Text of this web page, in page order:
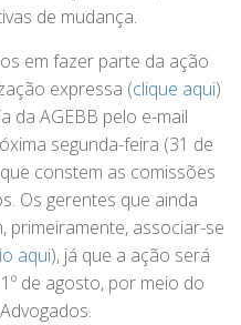
de mudança.
em fazer parte da ação
expressa (clique aqui)
da AGEBB pelo e-mail
segunda-feira (31 de
constem as comissões
Os gerentes que ainda
primeiramente, associar-se
aqui), já que a ação será
de agosto, por meio do